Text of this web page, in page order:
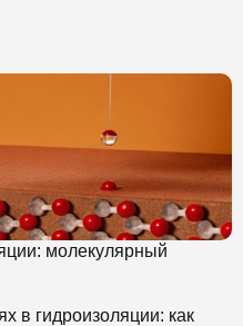
молекулярный
в гидроизоляции: как